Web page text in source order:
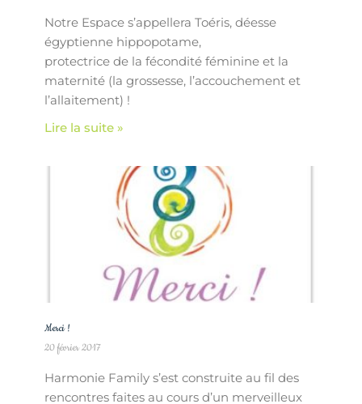
Notre Espace s’appellera Toéris, déesse
égyptienne hippopotame,
protectrice de la fécondité féminine et la
maternité (la grossesse, l’accouchement et
l’allaitement) !
Lire la suite »
Merci !
20 février 2017
Harmonie Family s’est construite au fil des
rencontres faites au cours d’un merveilleux